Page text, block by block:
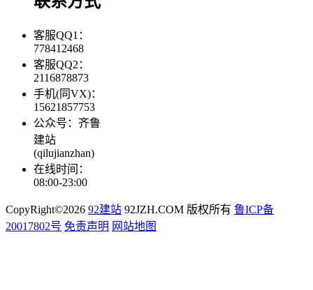
客服QQ1：
778412468
客服QQ2：
2116878873
手机(同VX)：
15621857753
公众号：齐鲁
建站
(qilujianzhan)
在线时间：
08:00-23:00
CopyRight©2026 92建站 92JZH.COM 版权所有 鲁ICP备
20017802号 免责声明 网站地图